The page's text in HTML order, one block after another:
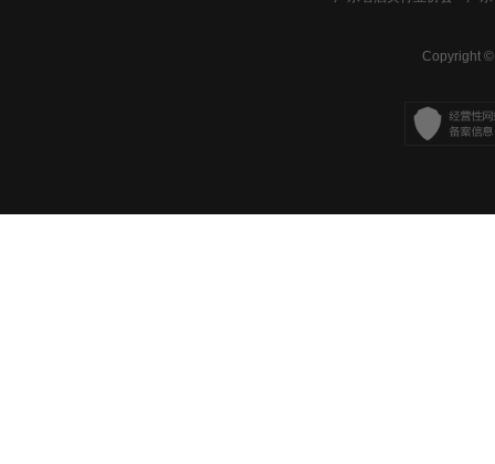
Copyright ©